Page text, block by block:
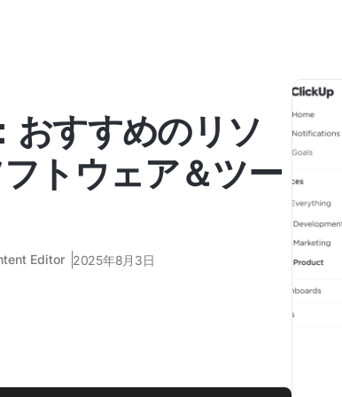
おすすめのリソ
トウェア＆ツー
Editor 2025年8月3日